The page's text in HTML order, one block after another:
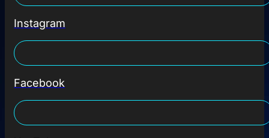
Instagram
Facebook